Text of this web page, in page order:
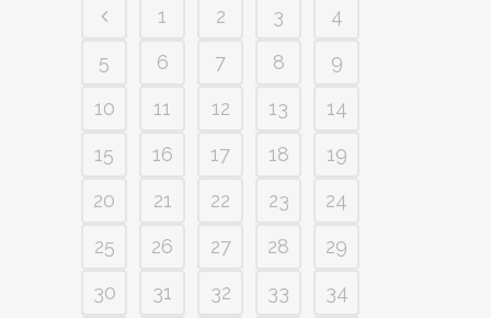
1 2 3
4
5
6 7 8
9
10
11 12 13
14
15
16 17 18
19
20
21 22 23
24
25
26 27 28
29
30
31 32 33
34